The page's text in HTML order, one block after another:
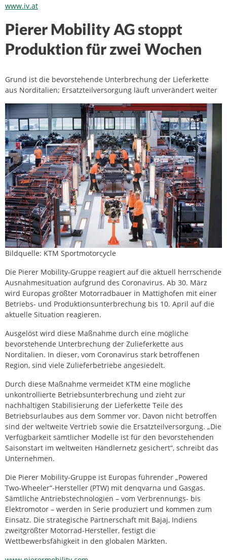
www.iv.at
Pierer Mobility AG stoppt
Produktion für zwei Wochen
Grund ist die bevorstehende Unterbrechung der Lieferkette
aus Norditalien; Ersatzteilversorgung läuft unverändert weiter
Bildquelle: KTM Sportmotorcycle
Die Pierer Mobility-Gruppe reagiert auf die aktuell herrschende
Ausnahmesituation aufgrund des Coronavirus. Ab 30. März
wird Europas größter Motorradbauer in Mattighofen mit einer
Betriebs- und Produktionsunterbrechung bis 10. April auf die
aktuelle Situation reagieren.
Ausgelöst wird diese Maßnahme durch eine mögliche
bevorstehende Unterbrechung der Zulieferkette aus
Norditalien. In dieser, vom Coronavirus stark betroffenen
Region, sind viele Zulieferbetriebe angesiedelt.
Durch diese Maßnahme vermeidet KTM eine mögliche
unkontrollierte Betriebsunterbrechung und zieht zur
nachhaltigen Stabilisierung der Lieferkette Teile des
Betriebsurlaubes aus dem Sommer vor. Davon nicht betroffen
sind der weltweite Vertrieb sowie die Ersatzteilversorgung. „Die
Verfügbarkeit sämtlicher Modelle ist für den bevorstehenden
Saisonstart im weltweiten Händlernetz gesichert“, schreibt das
Unternehmen.
Die Pierer Mobility-Gruppe ist Europas führender „Powered
Two-Wheeler“-Hersteller (PTW) mit denqvarna und Gasgas.
Sämtliche Antriebstechnologien – vom Verbrennungs- bis
Elektromotor – werden in Serie produziert und kommen zum
Einsatz. Die strategische Partnerschaft mit Bajaj, Indiens
zweitgrößter Motorrad-Hersteller, festigt die
Wettbewerbsfähigkeit in den globalen Märkten.